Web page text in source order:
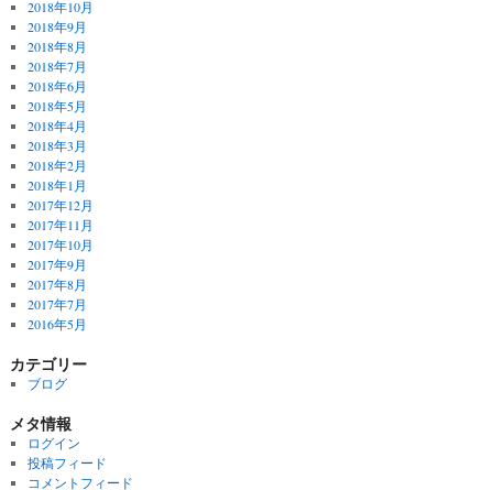
2018年10月
2018年9月
2018年8月
2018年7月
2018年6月
2018年5月
2018年4月
2018年3月
2018年2月
2018年1月
2017年12月
2017年11月
2017年10月
2017年9月
2017年8月
2017年7月
2016年5月
カテゴリー
ブログ
メタ情報
ログイン
投稿フィード
コメントフィード